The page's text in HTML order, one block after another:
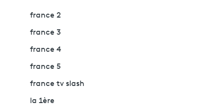
france 2
france 3
france 4
france 5
france tv slash
la 1ère